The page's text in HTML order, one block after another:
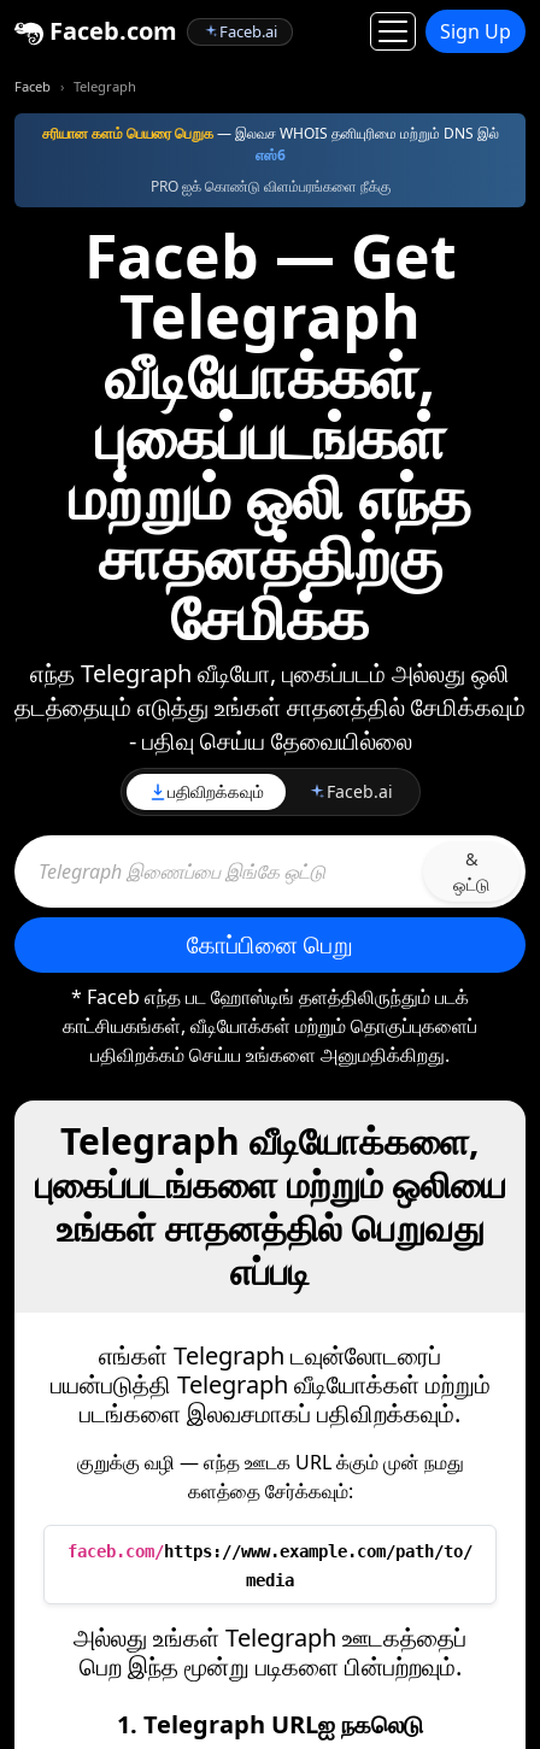
Faceb.com Faceb.ai Sign Up
Faceb Telegraph
சரியான களம் பெயரை பெறுக— இலவச WHOIS தனியுரிமை மற்றும் DNS இல்
எஸ்6
PRO ஐக் கொண்டு விளம்பரங்களை நீக்கு
Faceb — Get
Telegraph
வீடியோக்கள்,
புகைப்படங்கள்
மற்றும் ஒலி எந்த
சாதனத்திற்கு
சேமிக்க
எந்த Telegraph வீடியோ, புகைப்படம் அல்லது ஒலி
தடத்தையும் எடுத்து உங்கள் சாதனத்தில் சேமிக்கவும்
- பதிவு செய்ய தேவையில்லை
பதிவிறக்கவும் Faceb.ai
&
ஒட்டு
கோப்பினை பெறு
* Faceb எந்த பட ஹோஸ்டிங் தளத்திலிருந்தும் படக்
காட்சியகங்கள், வீடியோக்கள் மற்றும் தொகுப்புகளைப்
பதிவிறக்கம் செய்ய உங்களை அனுமதிக்கிறது.
Telegraph வீடியோக்களை,
புகைப்படங்களை மற்றும் ஒலியை
உங்கள் சாதனத்தில் பெறுவது
எப்படி
எங்கள் Telegraph டவுன்லோடரைப்
பயன்படுத்தி Telegraph வீடியோக்கள் மற்றும்
படங்களை இலவசமாகப் பதிவிறக்கவும்.
குறுக்கு வழி — எந்த ஊடக URL க்கும் முன் நமது
களத்தை சேர்க்கவும்:
faceb.com/https://www.example.com/path/to/
media
அல்லது உங்கள் Telegraph ஊடகத்தைப்
பெற இந்த மூன்று படிகளை பின்பற்றவும்.
1. Telegraph URLஐ நகலெடு